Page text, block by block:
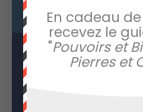
En cadeau
recevez le
"Pouvoirs et
Pierres et